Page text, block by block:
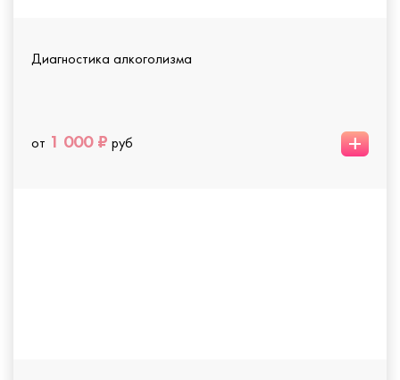
Диагностика алкоголизма
от 1 000 ₽ руб +